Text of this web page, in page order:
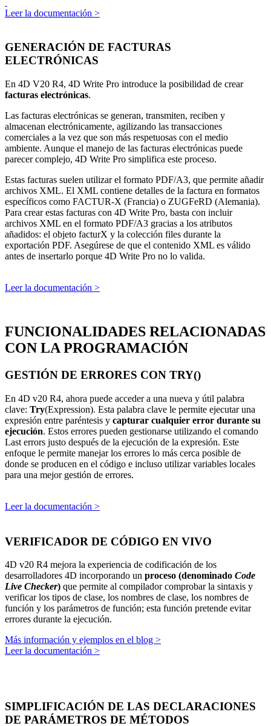
Leer la documentación >
GENERACIÓN DE FACTURAS
ELECTRÓNICAS
En 4D V20 R4, 4D Write Pro introduce la posibilidad de crear
facturas electrónicas.
Las facturas electrónicas se generan, transmiten, reciben y
almacenan electrónicamente, agilizando las transacciones
comerciales a la vez que son más respetuosas con el medio
ambiente. Aunque el manejo de las facturas electrónicas puede
parecer complejo, 4D Write Pro simplifica este proceso.
Estas facturas suelen utilizar el formato PDF/A3, que permite añadir
archivos XML. El XML contiene detalles de la factura en formatos
específicos como FACTUR-X (Francia) o ZUGFeRD (Alemania).
Para crear estas facturas con 4D Write Pro, basta con incluir
archivos XML en el formato PDF/A3 gracias a los atributos
añadidos: el objeto facturX y la colección files durante la
exportación PDF. Asegúrese de que el contenido XML es válido
antes de insertarlo porque 4D Write Pro no lo valida.
Leer la documentación >
FUNCIONALIDADES RELACIONADAS
CON LA PROGRAMACIÓN
GESTIÓN DE ERRORES CON TRY()
En 4D v20 R4, ahora puede acceder a una nueva y útil palabra
clave: Try(Expression). Esta palabra clave le permite ejecutar una
expresión entre paréntesis y capturar cualquier error durante su
ejecución. Estos errores pueden gestionarse utilizando el comando
Last errors justo después de la ejecución de la expresión. Este
enfoque le permite manejar los errores lo más cerca posible de
donde se producen en el código e incluso utilizar variables locales
para una mejor gestión de errores.
Leer la documentación >
VERIFICADOR DE CÓDIGO EN VIVO
4D v20 R4 mejora la experiencia de codificación de los
desarrolladores 4D incorporando un proceso (denominado Code
Live Checker) que permite al compilador comprobar la sintaxis y
verificar los tipos de clase, los nombres de clase, los nombres de
función y los parámetros de función; esta función pretende evitar
errores durante la ejecución.
Más información y ejemplos en el blog >
Leer la documentación >
SIMPLIFICACIÓN DE LAS DECLARACIONES
DE PARÁMETROS DE MÉTODOS